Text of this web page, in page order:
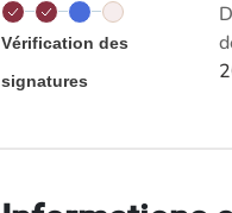
Vérification des
signatures